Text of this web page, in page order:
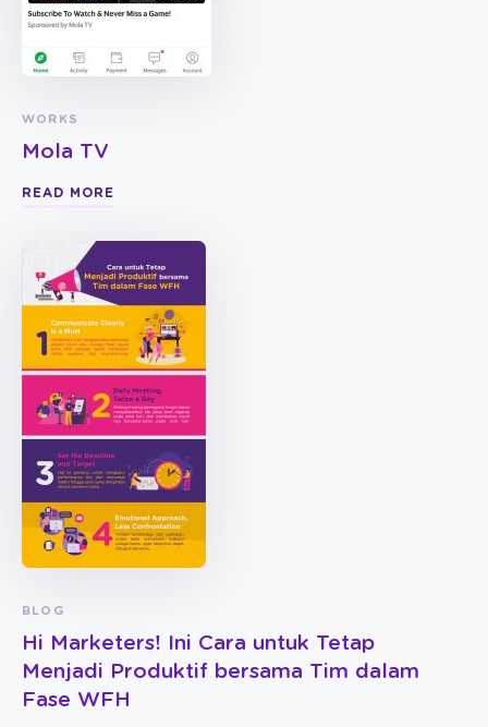
WORKS
Mola TV
READ MORE
BLOG
Hi Marketers! Ini Cara untuk Tetap
Menjadi Produktif bersama Tim dalam
Fase WFH